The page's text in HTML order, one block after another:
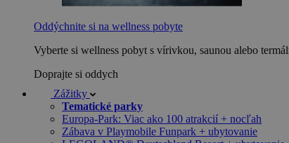
Oddýchnite si na wellness pobyte
Vyberte si wellness pobyt s vírivkou, saunou alebo
Doprajte si oddych
Zážitky
Tematické parky
Europa-Park: Viac ako 100 atrakcií + nocľah
Zábava v Playmobile Funpark + ubytovanie